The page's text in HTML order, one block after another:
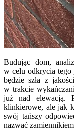
Budując dom,
w celu odkrycia tego
będzie szła z
w trakcie
już nad elewacją.
klinkierowe, ale jak
swój tańszy
nazwać